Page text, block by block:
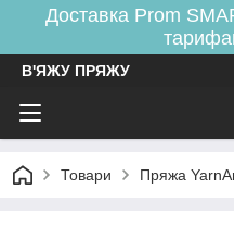
Доставка Prom
В'ЯЖУ ПРЯЖУ
Товари Пряжа